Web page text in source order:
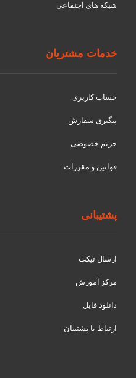
شبکه های اجتماعی
خدمات مشتریان
حساب کاربری
پیگیری سفارش
حریم خصوصی
قوانین و مقررات
پشتیبانی
ارسال تیکت
مرکز آموزش
دانلود فایل
ارتباط با پشتیبان